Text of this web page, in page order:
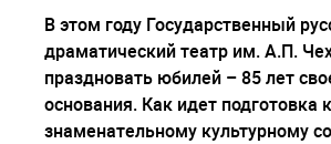
В этом году Государственный
драматический театр им. А.П.
праздновать юбилей – 85 лет
основания. Как идет подготовка
знаменательному культурному